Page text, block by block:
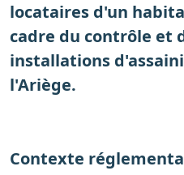
locataires d'un
cadre du contrôle et
installations
l'Ariège.
Contexte